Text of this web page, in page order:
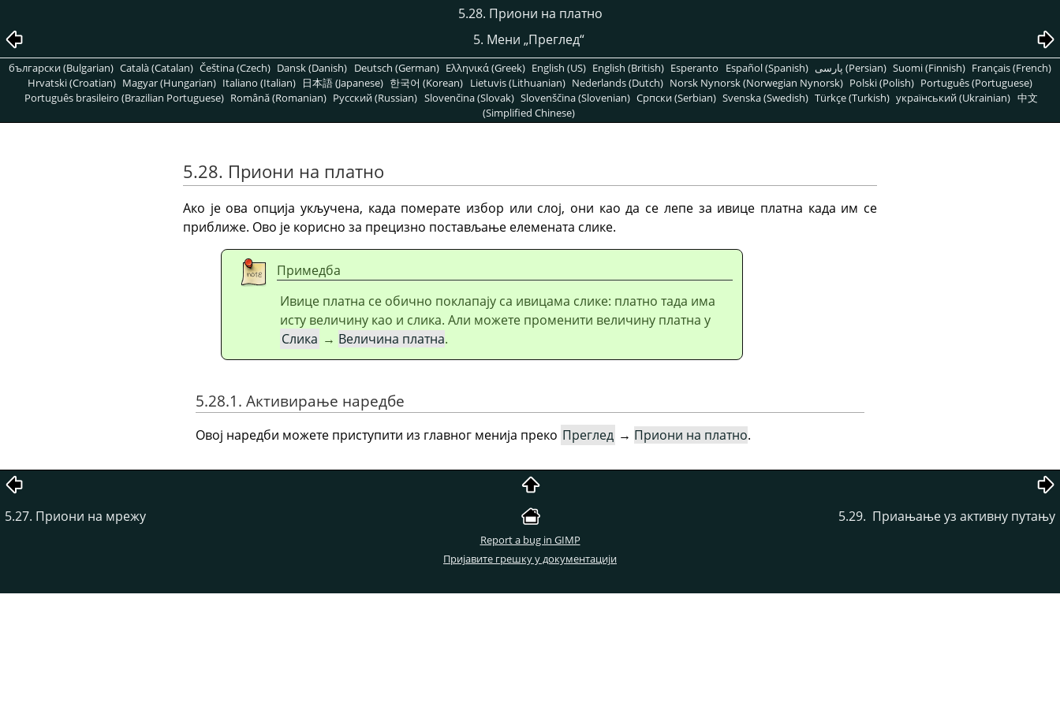
5.28. Приони на платно
5. Мени „Преглед“
български (Bulgarian) Català (Catalan) Čeština (Czech) Dansk (Danish) Deutsch (German) Ελληνικά (Greek) English (US) English (British) Esperanto Español (Spanish) پارسی (Persian) Suomi (Finnish) Français (French)
Hrvatski (Croatian) Magyar (Hungarian) Italiano (Italian) 日本語 (Japanese) 한국어 (Korean) Lietuvis (Lithuanian) Nederlands (Dutch) Norsk Nynorsk (Norwegian Nynorsk) Polski (Polish) Português (Portuguese)
Português brasileiro (Brazilian Portuguese) Română (Romanian) Pусский (Russian) Slovenčina (Slovak) Slovenščina (Slovenian) Српски (Serbian) Svenska (Swedish) Türkçe (Turkish) український (Ukrainian) 中文
(Simplified Chinese)
5.28. Приони на платно
Ако је ова опција укључена, када померате избор или слој, они као да се лепе за ивице платна када им се
приближе. Ово је корисно за прецизно постављање елемената слике.
Примедба
Ивице платна се обично поклапају са ивицама слике: платно тада има
исту величину као и слика. Али можете променити величину платна у
Слика → Величина платна.
5.28.1. Активирање наредбе
Овој наредби можете приступити из главног менија преко Преглед → Приони на платно.
5.27. Приони на мрежу 5.29. Приањање уз активну путању
Report a bug in GIMP
Пријавите грешку у документацији